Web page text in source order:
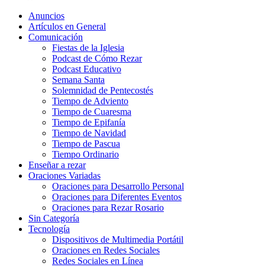
Anuncios
Artículos en General
Comunicación
Fiestas de la Iglesia
Podcast de Cómo Rezar
Podcast Educativo
Semana Santa
Solemnidad de Pentecostés
Tiempo de Adviento
Tiempo de Cuaresma
Tiempo de Epifanía
Tiempo de Navidad
Tiempo de Pascua
Tiempo Ordinario
Enseñar a rezar
Oraciones Variadas
Oraciones para Desarrollo Personal
Oraciones para Diferentes Eventos
Oraciones para Rezar Rosario
Sin Categoría
Tecnología
Dispositivos de Multimedia Portátil
Oraciones en Redes Sociales
Redes Sociales en Línea